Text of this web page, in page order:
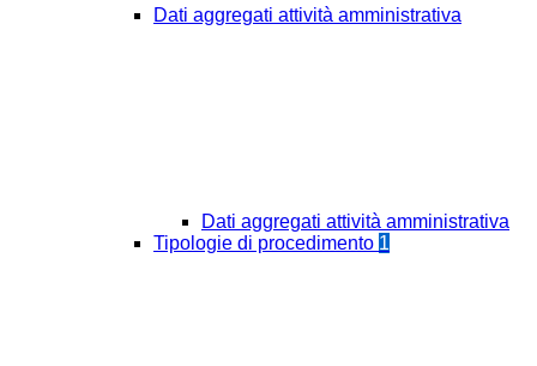
Dati aggregati attività amministrativa
Dati aggregati attività amministrativa
Tipologie di procedimento 1